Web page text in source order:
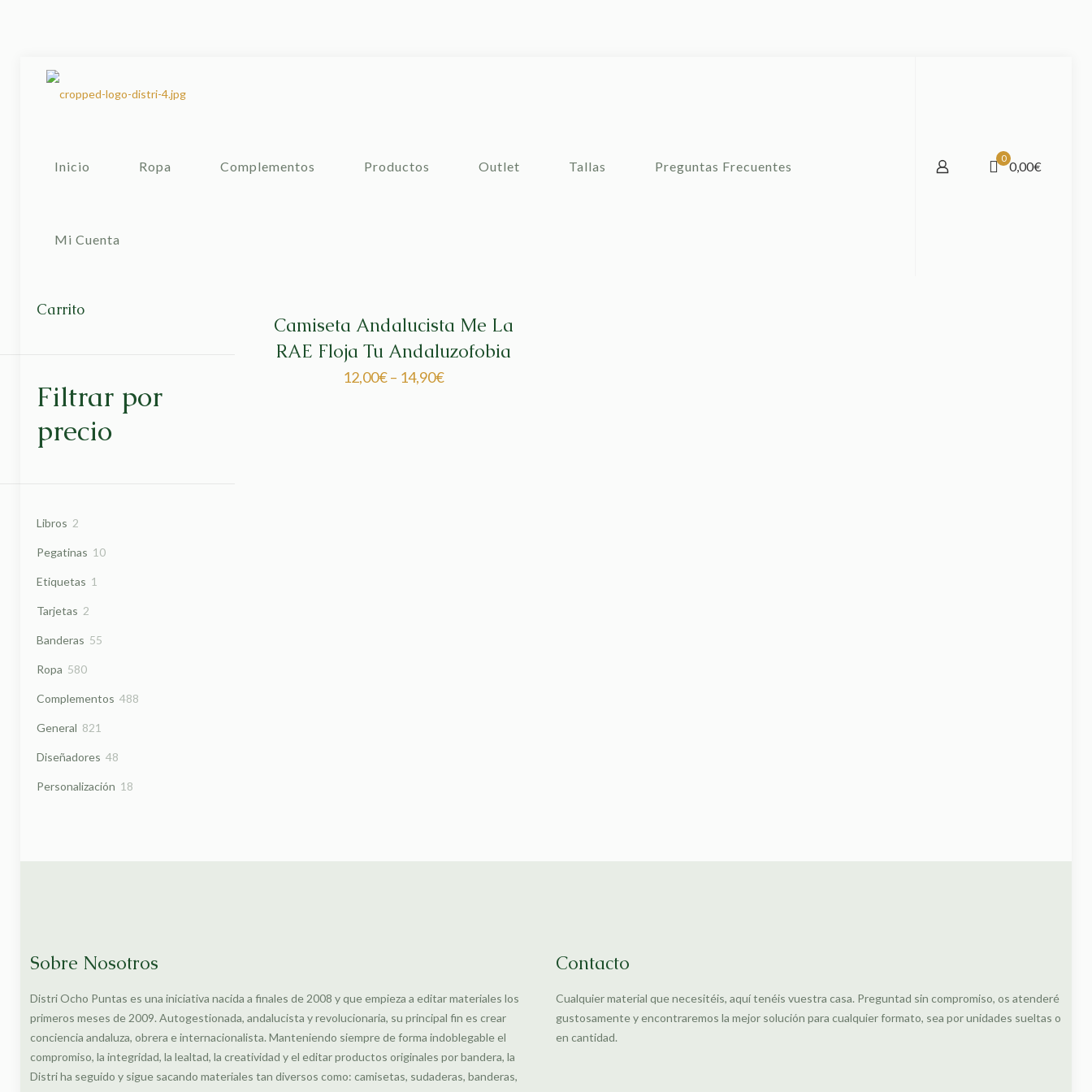
Inicio Ropa Complementos Productos Outlet Tallas Preguntas Frecuentes
Mi Cuenta
0
0,00€
Camiseta Andalucista Me La
RAE Floja Tu Andaluzofobia
12,00€– 14,90€
Carrito
Filtrar por
precio
Libros 2
Pegatinas 1010
Etiquetas 1
Tarjetas 2
Banderas 55
Ropa 580580
Complementos 488
General 821
Diseñadores 48
Personalización 18
Sobre Nosotros
Distri Ocho Puntas es una iniciativa nacida a finales de 2008 y que empieza a editar materiales los
primeros meses de 2009. Autogestionada, andalucista y revolucionaria, su principal fin es crear
conciencia andaluza, obrera e internacionalista. Manteniendo siempre de forma indoblegable el
compromiso, la integridad, la lealtad, la creatividad y el editar productos originales por bandera, la
Distri ha seguido y sigue sacando materiales tan diversos como: camisetas, sudaderas, banderas,
Contacto
Cualquier material que necesitéis, aquí tenéis vuestra casa. Preguntad sin compromiso, os atenderé
gustosamente y encontraremos la mejor solución para cualquier formato, sea por unidades sueltas o
en cantidad.